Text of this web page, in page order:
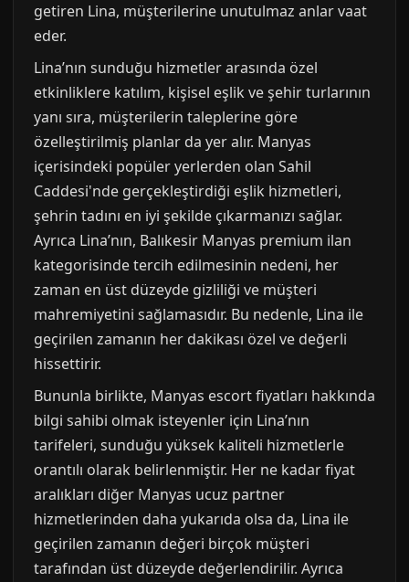
getiren Lina, müşterilerine unutulmaz anlar vaat
eder.
Lina’nın sunduğu hizmetler arasında özel
etkinliklere katılım, kişisel eşlik ve şehir turlarının
yanı sıra, müşterilerin taleplerine göre
özelleştirilmiş planlar da yer alır. Manyas
içerisindeki popüler yerlerden olan Sahil
Caddesi'nde gerçekleştirdiği eşlik hizmetleri,
şehrin tadını en iyi şekilde çıkarmanızı sağlar.
Ayrıca Lina’nın, Balıkesir Manyas premium ilan
kategorisinde tercih edilmesinin nedeni, her
zaman en üst düzeyde gizliliği ve müşteri
mahremiyetini sağlamasıdır. Bu nedenle, Lina ile
geçirilen zamanın her dakikası özel ve değerli
hissettirir.
Bununla birlikte, Manyas escort fiyatları hakkında
bilgi sahibi olmak isteyenler için Lina’nın
tarifeleri, sunduğu yüksek kaliteli hizmetlerle
orantılı olarak belirlenmiştir. Her ne kadar fiyat
aralıkları diğer Manyas ucuz partner
hizmetlerinden daha yukarıda olsa da, Lina ile
geçirilen zamanın değeri birçok müşteri
tarafından üst düzeyde değerlendirilir. Ayrıca